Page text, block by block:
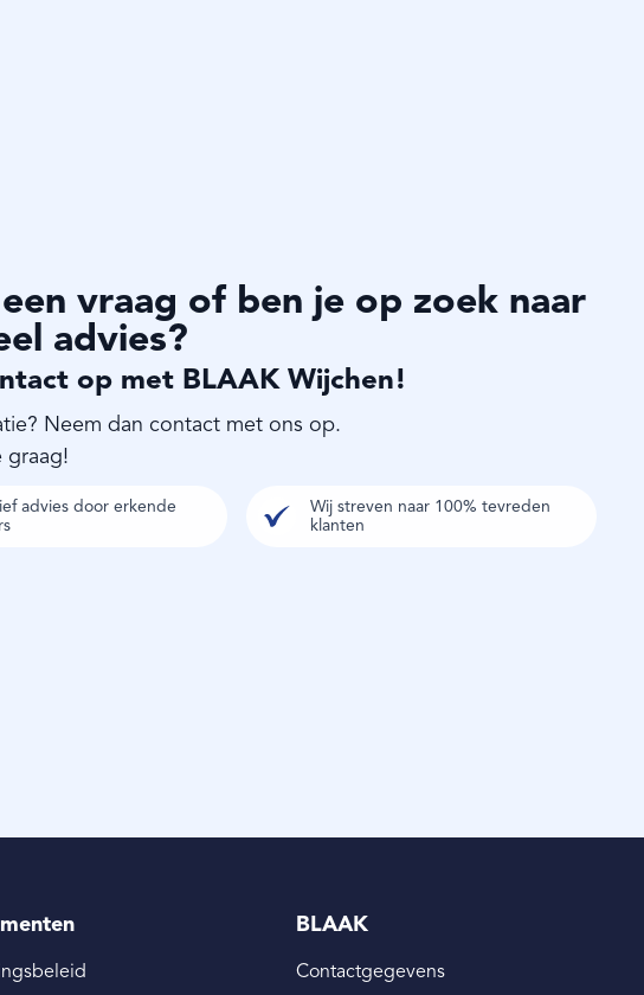
vraag of ben je op zoek naar
advies?
op met BLAAK Wijchen!
Neem dan contact met ons op.
graag!
advies door erkende
Wij streven naar 100% tevreden
klanten
BLAAK
Contactgegevens